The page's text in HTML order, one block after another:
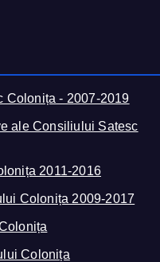
Colonița - 2007-2019
ale Consiliului Satesc
2011-2016
Colonița 2009-2017
Colonița